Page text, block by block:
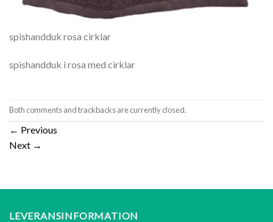
spishandduk rosa cirklar
spishandduk i rosa med cirklar
Both comments and trackbacks are currently closed.
← Previous
Next →
LEVERANSINFORMATION